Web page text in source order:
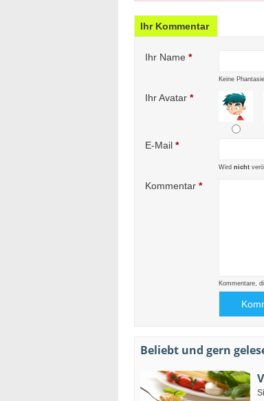
Ihr Kommentar
Ihr Name *
Keine
Ihr Avatar *
E-Mail *
Wird nicht
Kommentar *
Kommentare,
Beliebt und gern